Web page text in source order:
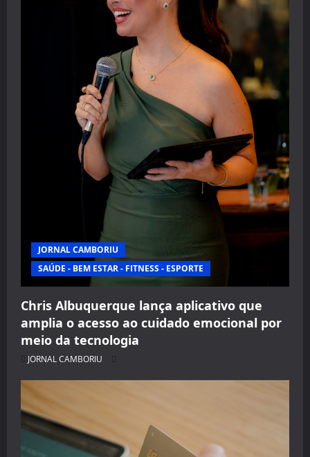
JORNAL CAMBORIU
SAÚDE - BEM ESTAR - FITNESS - ESPORTE
Chris Albuquerque lança aplicativo que
amplia o acesso ao cuidado emocional por
meio da tecnologia
JORNAL CAMBORIU